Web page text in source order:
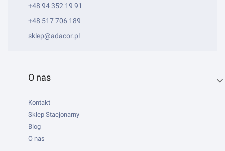
+48 94 352 19 91
+48 517 706 189
sklep@adacor.pl
Linki w stopce
O nas
Kontakt
Sklep Stacjonarny
Blog
O nas